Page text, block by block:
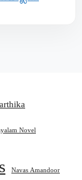
Novel
Navas Amandoor